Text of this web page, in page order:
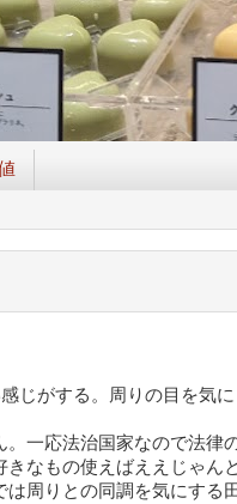
じがする。周りの目を気
一応法治国家なので法律
なもの使えばええじゃん
周りとの同調を気にする